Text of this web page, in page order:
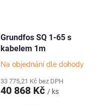
Grundfos SQ 1-65 s
kabelem 1m
Na objednání dle dohody
33 775,21 Kč bez DPH
40 868 Kč / ks